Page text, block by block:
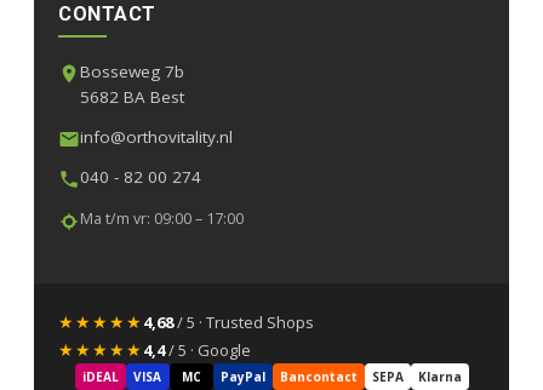
CONTACT
Bosseweg 7b
5682 BA Best
info@orthovitality.nl
040 - 82 00 274
Ma t/m vr: 09:00 – 17:00
★★★★★4,68/ 5 · Trusted Shops
★★★★★4,4/ 5 · Google
iDEAL VISA MC PayPal Bancontact SEPA Klarna